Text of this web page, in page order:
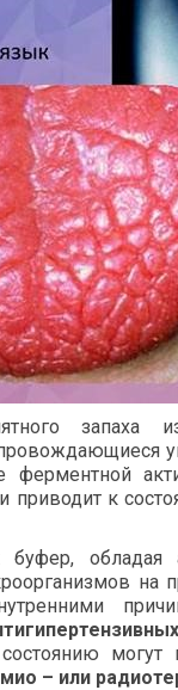
ферментной
приводит к
обладая
на
могут
– или